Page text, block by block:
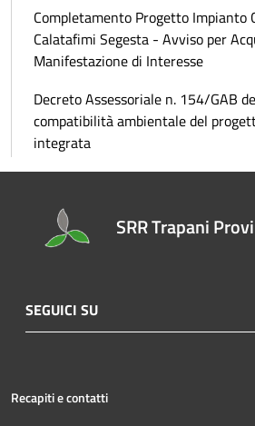
Completamento Progetto Impianto
Calatafimi Segesta - Avviso per
Manifestazione di Interesse
Decreto Assessoriale n. 154/GAB
compatibilità ambientale del
integrata
SRR Trapani
SEGUICI SU
Recapiti e contatti